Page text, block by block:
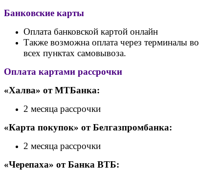
Банковские карты
Оплата банковской картой онлайн
Также возможна оплата через терминалы во
всех пунктах самовывоза.
Оплата картами рассрочки
«Халва» от МТБанка:
2 месяца рассрочки
«Карта покупок» от Белгазпромбанка:
2 месяца рассрочки
«Черепаха» от Банка ВТБ: